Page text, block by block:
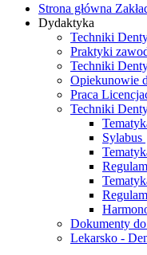
Strona główna
Dydaktyka
Techniki
Praktyki
Techniki
Opiekunowie
Praca
Techniki
Sylabus
Dokumenty
Lekarsko -